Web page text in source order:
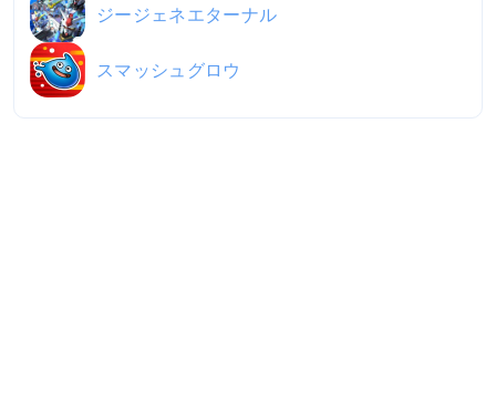
ジージェネエターナル
スマッシュグロウ